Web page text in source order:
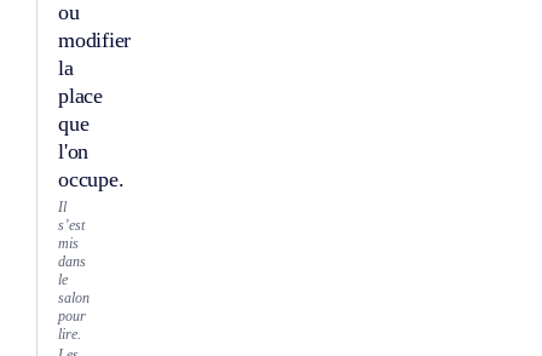
ou
modifier
la
place
que
l'on
occupe.
Il
s’est
mis
dans
le
salon
pour
lire.